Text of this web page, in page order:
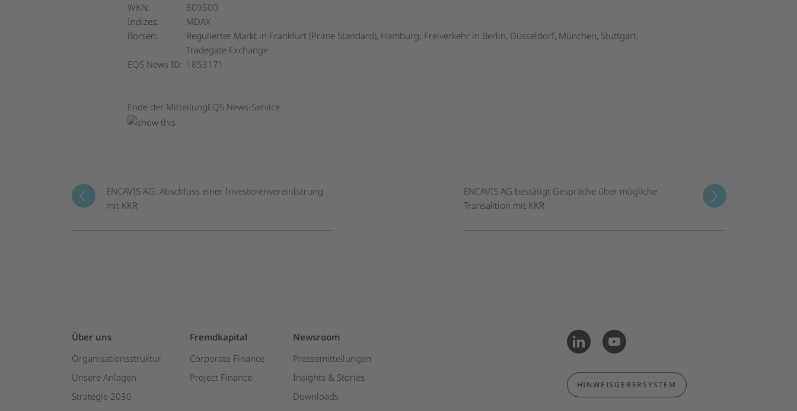
WKN:
609500
Indizes:
MDAX
Börsen:
Regulierter Markt in Frankfurt (Prime Standard), Hamburg; Freiverkehr in Berlin, Düsseldorf, München, Stuttgart,
Tradegate Exchange
EQS News ID: 1853171
Ende der MitteilungEQS News-Service
ENCAVIS AG: Abschluss einer Investorenvereinbarung
mit KKR
ENCAVIS AG bestätigt Gespräche über mögliche
Transaktion mit KKR
Über uns
Organisationsstruktur
Unsere Anlagen
Strategie 2030
Fremdkapital
Corporate Finance
Project Finance
Newsroom
Pressemitteilungen
Insights & Stories
Downloads
HINWEISGEBERSYSTEM